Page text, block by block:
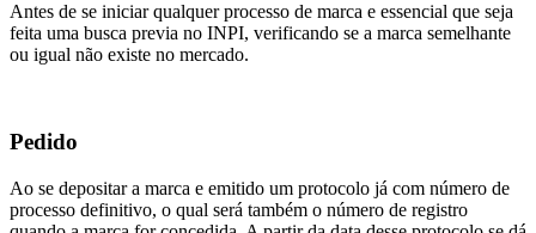
Antes de se iniciar qualquer processo de marca e essencial que seja
feita uma busca previa no INPI, verificando se a marca semelhante
ou igual não existe no mercado.
Pedido
Ao se depositar a marca e emitido um protocolo já com número de
processo definitivo, o qual será também o número de registro